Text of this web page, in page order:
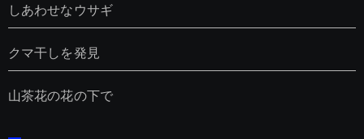
しあわせなウサギ
クマ干しを発見
山茶花の花の下で